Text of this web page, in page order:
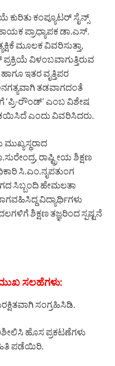
ಕಂಪ್ಯೂಟರ್ ಸೈನ್ಸ್
ಪ್ರಾಧ್ಯಾಪಕ ಡಾ.ಎಸ್.
ಮೂಲಕ ವಿವರಿಸುತ್ತಾ,
ವಿಳಂಬವಾಗುತ್ತಿರುವ
ಇತರ ವೃತ್ತಿಪರ
ತಡವಾಗದಂತೆ
‘ಪ್ರಿ-ರೌಂಡ್’ ಎಂಬ ವಿಶೇಷ
ಎಂದು ವಿವರಿಸಿದರು.
ರಾಷ್ಟ್ರೀಯ ಶಿಕ್ಷಣ
ಸಿ.ಎಂ.ನೃಪತುಂಗ
ಸಿಬ್ಬಂದಿ ಹೇಮಲತಾ
ವಿದ್ಯಾರ್ಥಿಗಳು
ಶಿಕ್ಷಣ ತಜ್ಞರಿಂದ ಸ್ಪಷ್ಟನೆ
ಸಲಹೆಗಳು:
ಸಂಗ್ರಹಿಸಿಡಿ.
ಹೊಸ ಪ್ರಕಟಣೆಗಳು
ಪಡೆಯಿರಿ.